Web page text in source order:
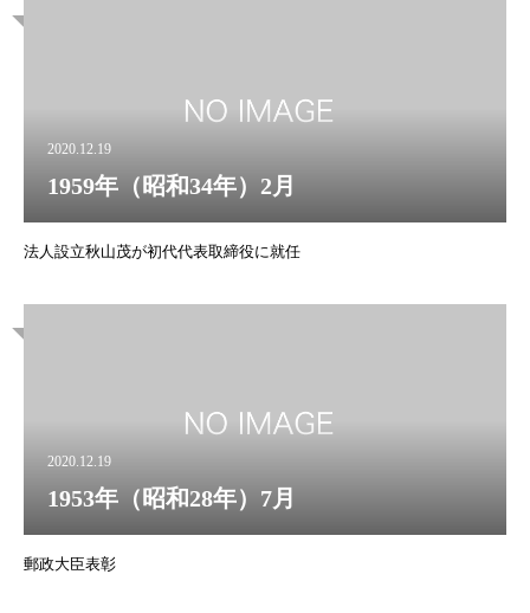
2020.12.19
1959年（昭和34年）2月
法人設立秋山茂が初代代表取締役に就任
2020.12.19
1953年（昭和28年）7月
郵政大臣表彰